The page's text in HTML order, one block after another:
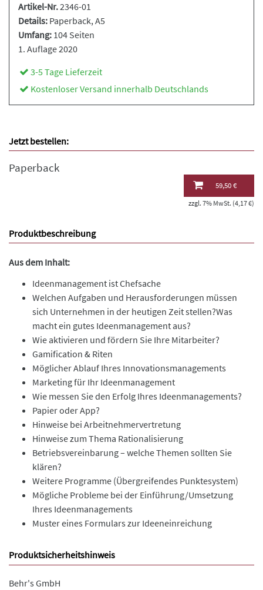
Artikel-Nr.2346-01
Details: Paperback, A5
Umfang: 104 Seiten
1. Auflage 2020
3-5 Tage Lieferzeit
Kostenloser Versand innerhalb Deutschlands
Jetzt bestellen:
Paperback
59,50 €
zzgl. 7% MwSt. (4,17 €)
Produktbeschreibung
Aus dem Inhalt:
Ideenmanagement ist Chefsache
Welchen Aufgaben und Herausforderungen müssen
sich Unternehmen in der heutigen Zeit stellen?Was
macht ein gutes Ideenmanagement aus?
Wie aktivieren und fördern Sie Ihre Mitarbeiter?
Gamification & Riten
Möglicher Ablauf Ihres Innovationsmanagements
Marketing für Ihr Ideenmanagement
Wie messen Sie den Erfolg Ihres Ideenmanagements?
Papier oder App?
Hinweise bei Arbeitnehmervertretung
Hinweise zum Thema Rationalisierung
Betriebsvereinbarung – welche Themen sollten Sie
klären?
Weitere Programme (Übergreifendes Punktesystem)
Mögliche Probleme bei der Einführung/Umsetzung
Ihres Ideenmanagements
Muster eines Formulars zur Ideeneinreichung
Produktsicherheitshinweis
Behr's GmbH